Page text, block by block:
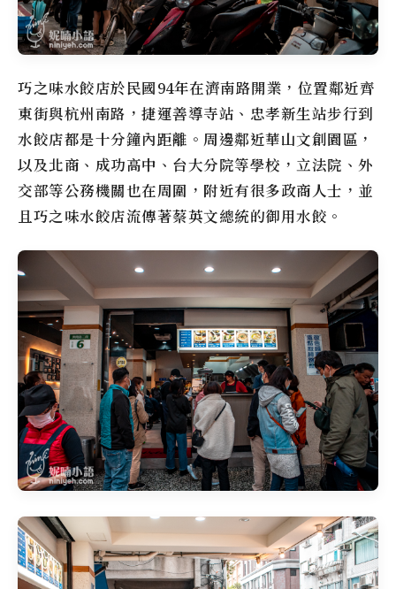
巧之味水餃店於民國94年在濟南路開業，位置鄰近齊
東街與杭州南路，捷運善導寺站、忠孝新生站步行到
水餃店都是十分鐘內距離。周邊鄰近華山文創園區，
以及北商、成功高中、台大分院等學校，立法院、外
交部等公務機關也在周圍，附近有很多政商人士，並
且巧之味水餃店流傳著蔡英文總統的御用水餃。